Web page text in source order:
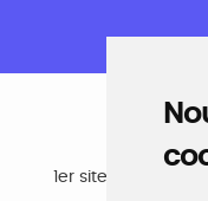
1er site emploi du